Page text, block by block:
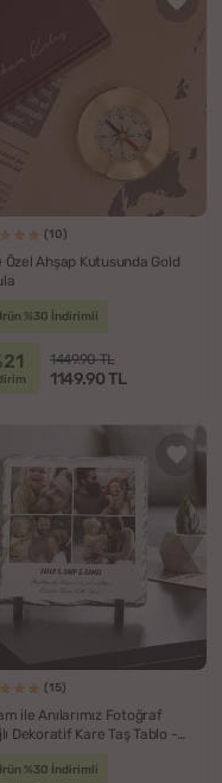
(10)
Özel Ahşap Kutusunda Gold
%30 İndirimli
1449.90 TL
1149.90 TL
(15)
ile Anılarımız Fotoğraf
Dekoratif Kare Taş Tablo -
%30 İndirimli